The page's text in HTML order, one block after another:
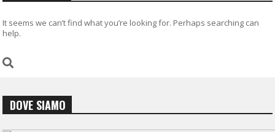
It seems we can’t find what you’re looking for. Perhaps searching can
help.
DOVE SIAMO